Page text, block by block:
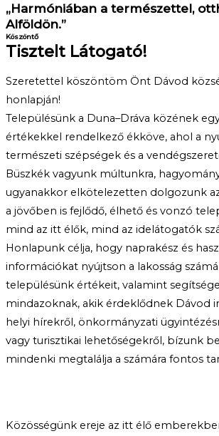
„Harmóniában a természettel,
Alföldön.”
Köszöntő
Tisztelt Látogató!
Szeretettel köszöntöm Önt Dávod
honlapján!
Településünk a Duna–Dráva közének
értékekkel rendelkező ékköve, ahol a
természeti szépségek és a
Büszkék vagyunk múltunkra,
ugyanakkor elkötelezetten dolgozunk
a jövőben is fejlődő, élhető és vonzó
mind az itt élők, mind az idelátogatók
Honlapunk célja, hogy naprakész és
információkat nyújtson a lakosság
településünk értékeit, valamint
mindazoknak, akik érdeklődnek Dávod
helyi hírekről, önkormányzati
vagy turisztikai lehetőségekről, bízunk
mindenki megtalálja a számára fontos
Közösségünk ereje az itt élő